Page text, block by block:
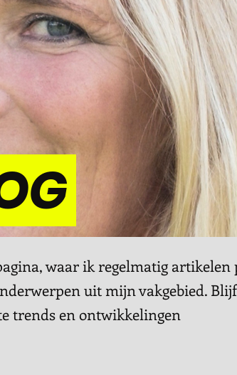
waar ik regelmatig artikelen
uit mijn vakgebied.
trends en ontwikkelingen